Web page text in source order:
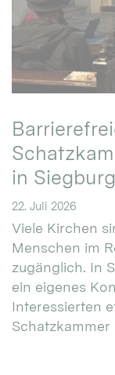
in Siegburg
22. Juli 2026
Viele Kirchen
Menschen im
zugänglich. In
ein eigenes
Interessierten